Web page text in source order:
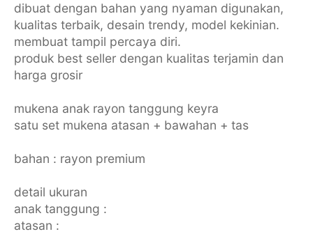
dibuat dengan bahan yang nyaman digunakan,
kualitas terbaik, desain trendy, model kekinian.
membuat tampil percaya diri.
produk best seller dengan kualitas terjamin dan
harga grosir
mukena anak rayon tanggung keyra
satu set mukena atasan + bawahan + tas
bahan : rayon premium
detail ukuran
anak tanggung :
atasan :